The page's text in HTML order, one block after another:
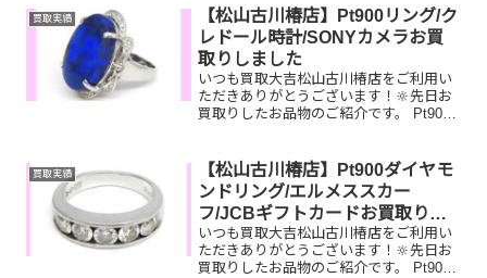
ネックレストップ／JTB旅行券お家で眠
っているお品物は...
買取実績
【松山古川椿店】Pt900リング/ク
レドール時計/SONYカメラお買
取りしました
いつも買取大吉松山古川椿店をご利用い
ただきありがとうございます！🔆先日お
買取りしたお品物のご紹介です。 Pt900
ぜひ買取大吉松山古川椿店にお査定させ
てください！...
買取実績
【松山古川椿店】Pt900ダイヤモ
ンドリング/エルメススカー
フ/JCBギフトカードお買取りし
ました
いつも買取大吉松山古川椿店をご利用い
ただきありがとうございます！🔆先日お
買取りしたお品物のご紹介です。 Pt900